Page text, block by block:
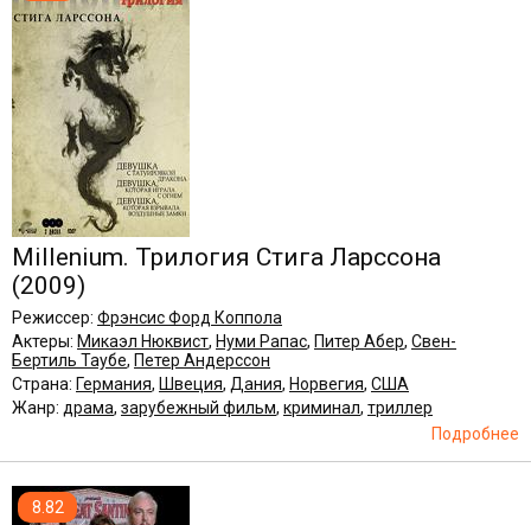
Millenium. Трилогия Стига Ларссона
(2009)
Режиссер: Фрэнсис Форд Коппола
Актеры: Микаэл Нюквист, Нуми Рапас, Питер Абер, Свен-
Бертиль Таубе, Петер Андерссон
Страна: Германия, Швеция, Дания, Норвегия, США
Жанр: драма, зарубежный фильм, криминал, триллер
Подробнее
8.82